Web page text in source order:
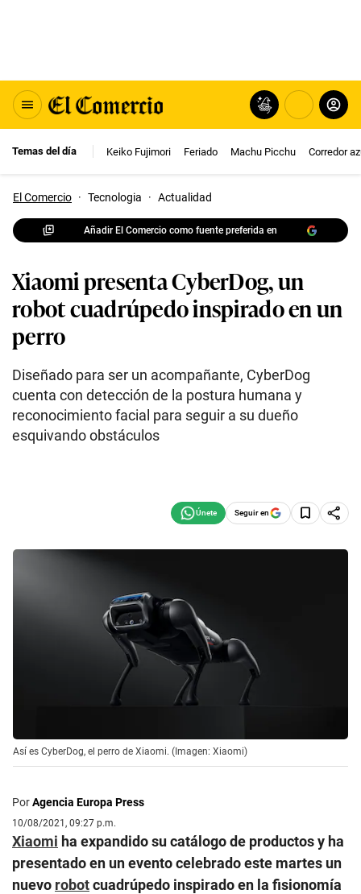
Temas del día Keiko Fujimori Feriado Machu Picchu Corredor
El Comercio · Tecnologia · Actualidad
Añadir El Comercio como fuente preferida en
Xiaomi presenta CyberDog, un
robot cuadrúpedo inspirado en un
perro
Diseñado para ser un acompañante, CyberDog
cuenta con detección de la postura humana y
reconocimiento facial para seguir a su dueño
esquivando obstáculos
Seguir en
Así es CyberDog, el perro de Xiaomi. (Imagen: Xiaomi)
PorAgencia Europa Press
10/08/2021, 09:27 p.m.
Xiaomi ha expandido su catálogo de productos y ha
presentado en un evento celebrado este martes un
nuevo robotcuadrúpedo inspirado en la fisionomía